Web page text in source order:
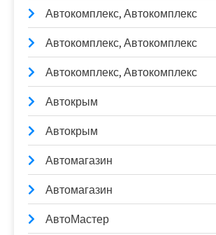
Автокомплекс, Автокомплекс
Автокомплекс, Автокомплекс
Автокомплекс, Автокомплекс
Автокрым
Автокрым
Автомагазин
Автомагазин
АвтоМастер